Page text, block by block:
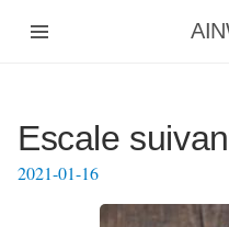
Escale
2021-01-16